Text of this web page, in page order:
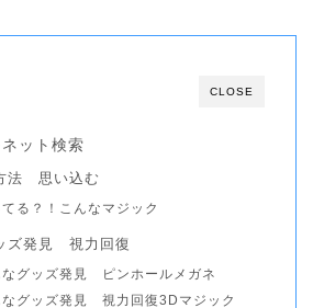
CLOSE
ット検索
法 思い込む
る？！こんなマジック
ズ発見 視力回復
なグッズ発見 ピンホールメガネ
なグッズ発見 視力回復3Dマジック